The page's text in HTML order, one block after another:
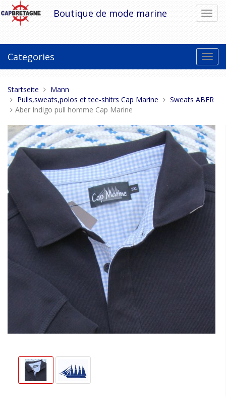
Direkt
zum
Inhalt
Boutique de mode marine
Categories
Sie
sind
hier:
Startseite
Mann
Pulls,sweats,polos et tee-shitrs Cap Marine
Sweats ABER
Aber Indigo pull homme Cap Marine